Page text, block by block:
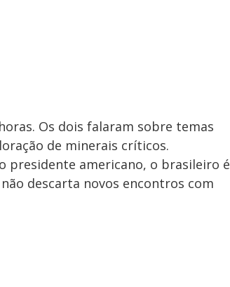
Os dois falaram sobre temas
de minerais críticos.
presidente americano, o brasileiro é
descarta novos encontros com